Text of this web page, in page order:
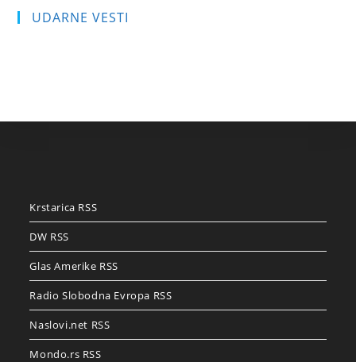
UDARNE VESTI
Krstarica RSS
DW RSS
Glas Amerike RSS
Radio Slobodna Evropa RSS
Naslovi.net RSS
Mondo.rs RSS